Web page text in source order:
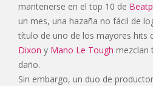
mantenerse en el top 10 de
un mes, una hazaña no fácil de
título de uno de los mayores hits
Dixon y Mano Le Tough mezclan
daño.
Sin embargo, un duo de